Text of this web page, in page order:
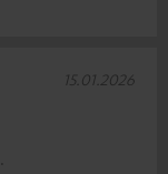
15.01.2026